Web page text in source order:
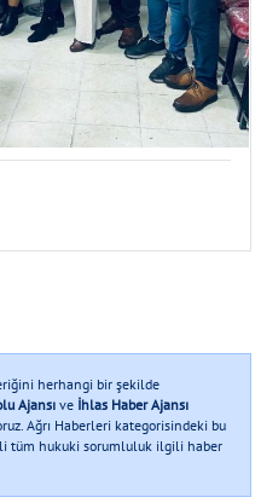
herhangi bir şekilde
Ajansıve İhlas Haber Ajansı
Ağrı Haberleri kategorisindeki bu
tüm hukuki sorumluluk ilgili haber